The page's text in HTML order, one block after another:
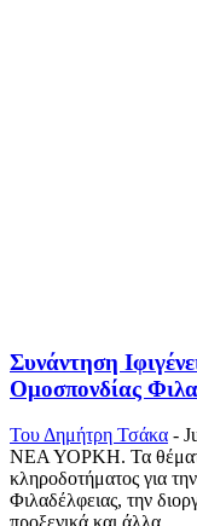
Συνάντηση
Ομοσπονδίας
Του Δημήτρη Τσάκα -
ΝΕΑ ΥΟΡΚΗ. Τα
κληροδοτήματος για
Φιλαδέλφειας, την